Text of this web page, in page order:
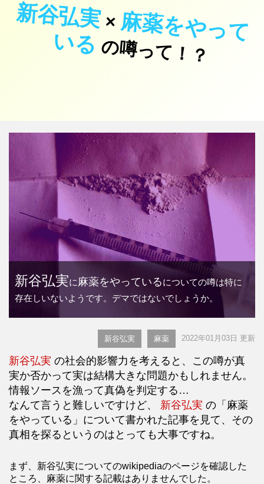
新谷弘実× 麻
薬
を
や
っ
て
い
る の噂って！？
新谷弘実に 麻薬をやっているについての噂は特に
存在しいないようです。デマではないでしょうか。
新谷弘実 麻薬 2022年01月03日 更新
新谷弘実 の社会的影響力を考えると、この噂が真
実か否かって実は結構大きな問題かもしれません。
情報ソースを漁って真偽を判定する…
なんて言うと難しいですけど、 新谷弘実 の「麻薬
をやっている」について書かれた記事を見て、その
真相を探るというのはとっても大事ですね。
まず、新谷弘実についてのwikipediaのページを確認した
ところ、麻薬に関する記載はありませんでした。